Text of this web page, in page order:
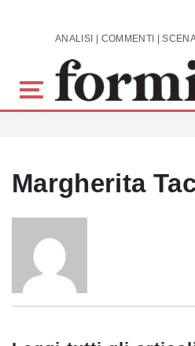
Skip to main content
Margherita